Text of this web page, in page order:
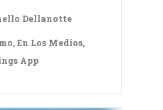
Dellanotte
,En Los Medios,
App